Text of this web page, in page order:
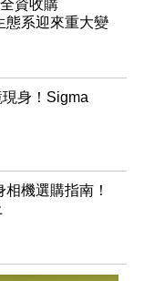
資收購
態系迎來重大變
身！Sigma
機選購指南！